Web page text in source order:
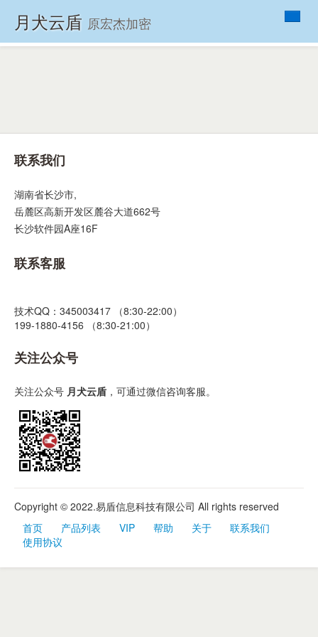
月犬云盾 原宏杰加密
首页
关于
联系我们
联系我们
湖南省长沙市,
岳麓区高新开发区麓谷大道662号
长沙软件园A座16F
联系客服
技术QQ：345003417 （8:30-22:00）
199-1880-4156 （8:30-21:00）
关注公众号
关注公众号 月犬云盾 ，可通过微信咨询客服。
Copyright © 2022.易盾信息科技有限公司 All rights reserved
首页
产品列表 VIP 帮助 关于
联系我们
使用协议